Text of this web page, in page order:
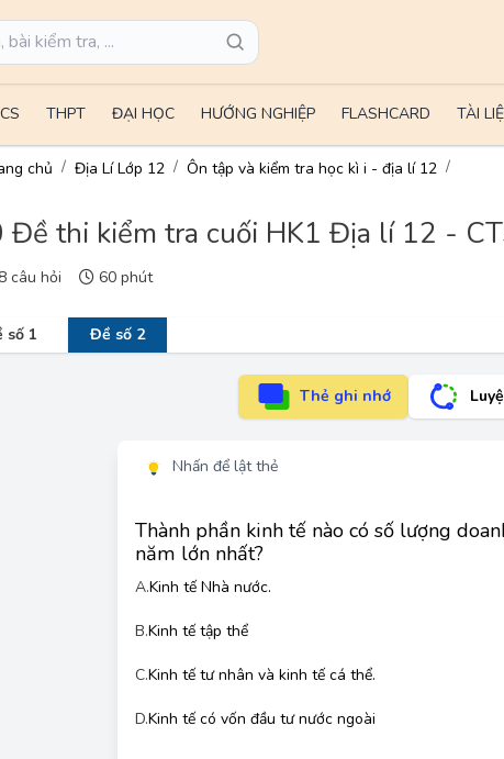
THPT ĐẠI HỌC HƯỚNG NGHIỆP FLASHCARD TÀI
chủ Địa Lí Lớp 12 Ôn tập và kiểm tra học kì i - địa lí 12
Đề thi kiểm tra cuối HK1 Địa lí 12 -
câu hỏi 60 phút
số 1 Đề số 2
Thẻ ghi nhớ
Nhấn để lật thẻ
Thành phần kinh tế nào có số lượng
năm lớn nhất?
A.Kinh tế Nhà nước.
B.Kinh tế tập thể
C.Kinh tế tư nhân và kinh tế cá thể.
D.Kinh tế có vốn đầu tư nước ngoài
nhất do tính linh hoạt, dễ
Các thành phần kinh tế khác như kinh tế nhà